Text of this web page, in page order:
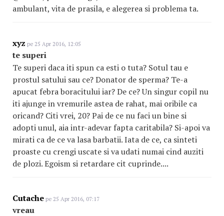
ambulant, vita de prasila, e alegerea si problema ta.
xyz pe 25 Apr 2016, 12:05
te superi
Te superi daca iti spun ca esti o tuta? Sotul tau e
prostul satului sau ce? Donator de sperma? Te-a
apucat febra boracitului iar? De ce? Un singur copil nu
iti ajunge in vremurile astea de rahat, mai oribile ca
oricand? Citi vrei, 20? Pai de ce nu faci un bine si
adopti unul, aia intr-adevar fapta caritabila? Si-apoi va
mirati ca de ce va lasa barbatii. Iata de ce, ca sinteti
proaste cu crengi uscate si va udati numai cind auziti
de plozi. Egoism si retardare cit cuprinde....
Cutache pe 25 Apr 2016, 07:17
vreau